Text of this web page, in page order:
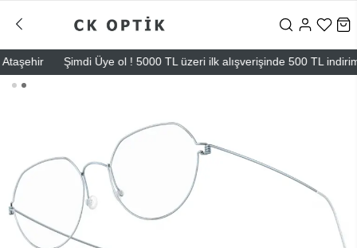
Şimdi Üye ol ! 5000 TL üzeri ilk alışverişinde 500 TL indirim